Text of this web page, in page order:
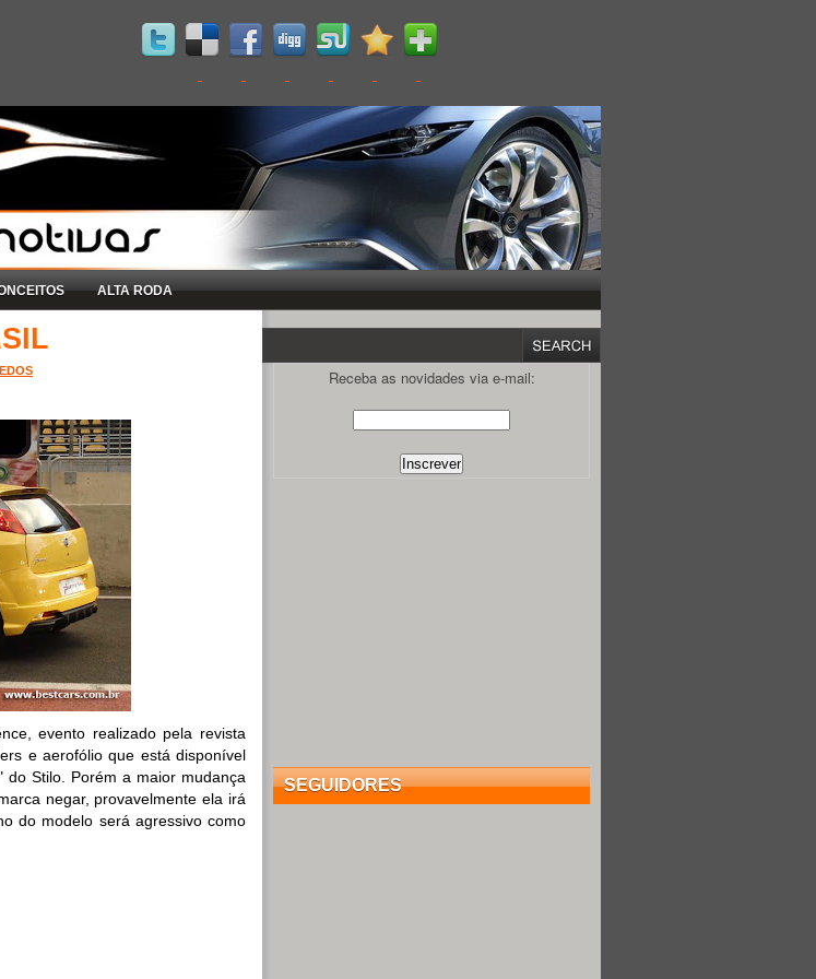
ALTA RODA
evento realizado pela revista
e aerofólio que está disponível
Stilo. Porém a maior mudança
negar, provavelmente ela irá
do modelo será agressivo como
Receba as novidades via e-mail:
SEGUIDORES